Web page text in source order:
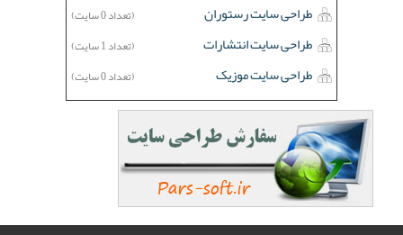
طراحی سایت رستوران (تعداد 0 سایت)
طراحی سایت انتشارات (تعداد 1 سایت)
طراحی سایت موزیک (تعداد 0 سایت)